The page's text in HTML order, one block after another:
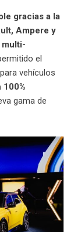
gracias a la
Ampere y
multi-
el
vehículos
100%
gama de